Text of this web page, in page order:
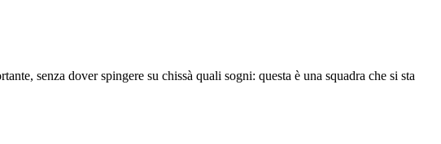
senza dover spingere su chissà quali sogni: questa è una squadra che si sta